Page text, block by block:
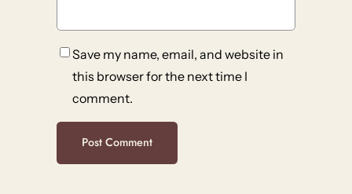
Save my name, email, and website in
this browser for the next time I
comment.